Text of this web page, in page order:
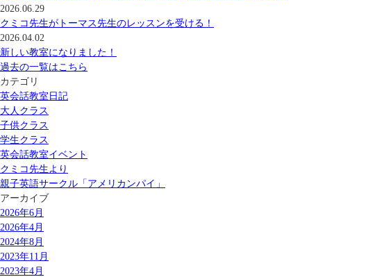
2026.06.29
クミコ先生がトーマス先生のレッスンを受ける！
2026.04.02
新しい教室になりました！
過去の一覧はこちら
カテゴリ
英会話教室日記
大人クラス
子供クラス
学生クラス
英会話教室イベント
クミコ先生より
親子英語サークル「アメリカンパイ」
アーカイブ
2026年6月
2026年4月
2024年8月
2023年11月
2023年4月